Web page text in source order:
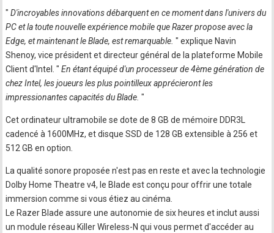
" D'incroyables innovations débarquent en ce moment dans l'univers du
PC et la toute nouvelle expérience mobile que Razer propose avec la
Edge, et maintenant le Blade, est remarquable." explique Navin
Shenoy, vice président et directeur général de la plateforme Mobile
Client d'Intel. " En étant équipé d'un processeur de 4ème génération de
chez Intel, les joueurs les plus pointilleux apprécieront les
impressionantes capacités du Blade."
Cet ordinateur ultramobile se dote de 8 GB de mémoire DDR3L
cadencé à 1600MHz, et disque SSD de 128 GB extensible à 256 et
512 GB en option.
La qualité sonore proposée n'est pas en reste et avec la technologie
Dolby Home Theatre v4, le Blade est conçu pour offrir une totale
immersion comme si vous étiez au cinéma.
Le Razer Blade assure une autonomie de six heures et inclut aussi
un module réseau Killer Wireless-N qui vous permet d'accéder au